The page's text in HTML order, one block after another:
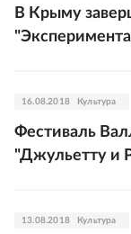
В Крыму
16.08.2018 Культура
Фестиваль
"Джульетту и
13.08.2018 Культура